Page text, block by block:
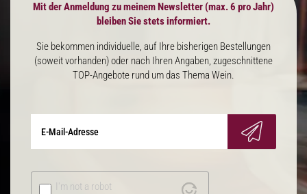
Mit der Anmeldung zu meinem Newsletter (max. 6 pro Jahr)
bleiben Sie stets informiert.
Sie bekommen individuelle, auf Ihre bisherigen Bestellungen
(soweit vorhanden) oder nach Ihren Angaben, zugeschnittene
TOP-Angebote rund um das Thema Wein.
I'm not a robot